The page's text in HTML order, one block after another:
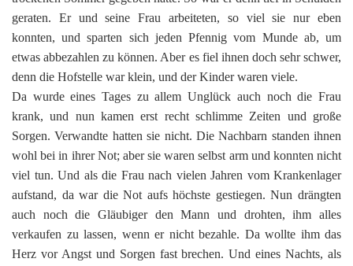
geraten. Er und seine Frau arbeiteten, so viel sie nur eben
konnten, und sparten sich jeden Pfennig vom Munde ab, um
etwas abbezahlen zu können. Aber es fiel ihnen doch sehr schwer,
denn die Hofstelle war klein, und der Kinder waren viele.
Da wurde eines Tages zu allem Unglück auch noch die Frau
krank, und nun kamen erst recht schlimme Zeiten und große
Sorgen. Verwandte hatten sie nicht. Die Nachbarn standen ihnen
wohl bei in ihrer Not; aber sie waren selbst arm und konnten nicht
viel tun. Und als die Frau nach vielen Jahren vom Krankenlager
aufstand, da war die Not aufs höchste gestiegen. Nun drängten
auch noch die Gläubiger den Mann und drohten, ihm alles
verkaufen zu lassen, wenn er nicht bezahle. Da wollte ihm das
Herz vor Angst und Sorgen fast brechen. Und eines Nachts, als